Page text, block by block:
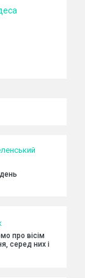
про вісім
серед них і